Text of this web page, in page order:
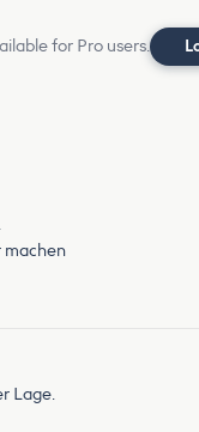
for Pro users.
machen
Lage.